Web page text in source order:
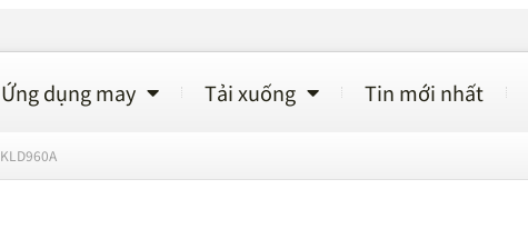
Ứng dụng may Tải xuống Tin mới nhất
KLD960A